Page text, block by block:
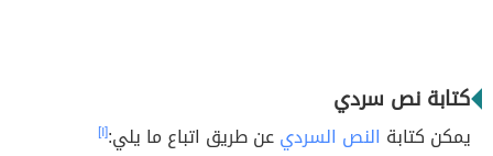
كتابة نص سردي
يمكن كتابة النص السرديعن طريق اتباع ما يلي:[١]